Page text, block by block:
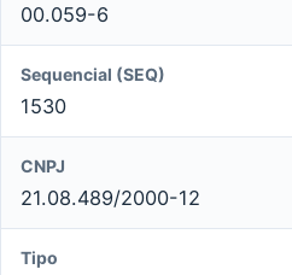
00.059-6
Sequencial (SEQ)
1530
CNPJ
21.08.489/2000-12
Tipo